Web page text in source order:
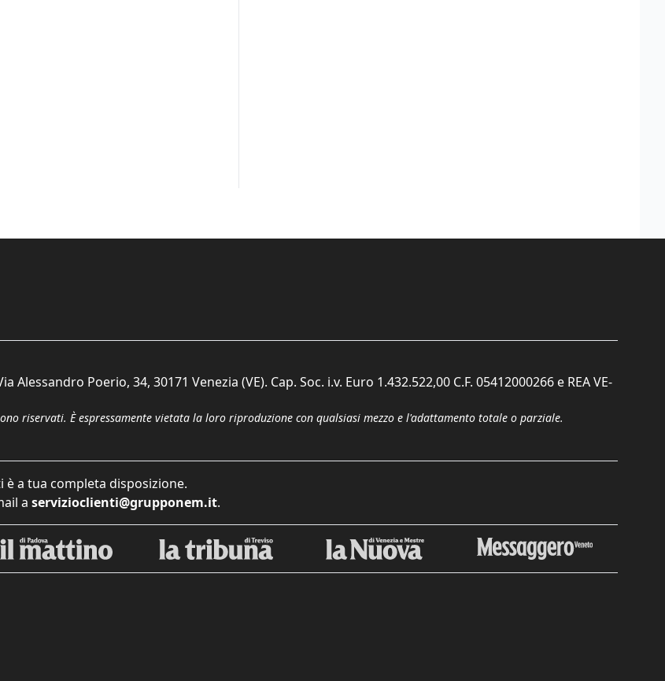
Alessandro Poerio, 34, 30171 Venezia (VE). Cap. Soc. i.v. Euro 1.432.522,00 C.F. 05412000266 e REA VE-
riservati. È espressamente vietata la loro riproduzione con qualsiasi mezzo e l'adattamento totale o parziale.
a tua completa disposizione.
a servizioclienti@grupponem.it.